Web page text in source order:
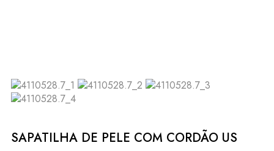
SAPATILHA DE PELE COM CORDÃO US